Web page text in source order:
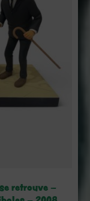
retrouve –